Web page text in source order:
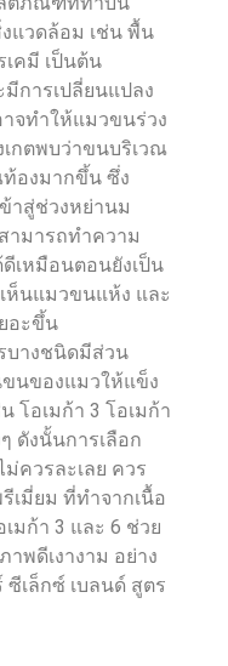
แวดล้อม เช่น พื้น
คมี เป็นต้น
การเปลี่ยนแปลง
จทำให้แมวขนร่วง
กตพบว่าขนบริเวณ
องมากขึ้น ซึ่ง
าสู่ช่วงหย่านม
ามารถทำความ
เหมือนตอนยังเป็น
ห็นแมวขนแห้ง และ
อะขึ้น
บางชนิดมีส่วน
นของแมวให้แข็ง
โอเมก้า 3 โอเมก้า
ดังนั้นการเลือก
ม่ควรละเลย ควร
เมี่ยม ที่ทำจากเนื้อ
มก้า 3 และ 6 ช่วย
พดีเงางาม อย่าง
ซีเล็กซ์ เบลนด์ สูตร